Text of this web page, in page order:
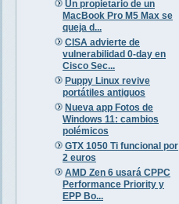
Un propietario de un
MacBook Pro M5 Max se
queja d...
CISA advierte de
vulnerabilidad 0-day en
Cisco Sec...
Puppy Linux revive
portátiles antiguos
Nueva app Fotos de
Windows 11: cambios
polémicos
GTX 1050 Ti funcional por
2 euros
AMD Zen 6 usará CPPC
Performance Priority y
EPP Bo...